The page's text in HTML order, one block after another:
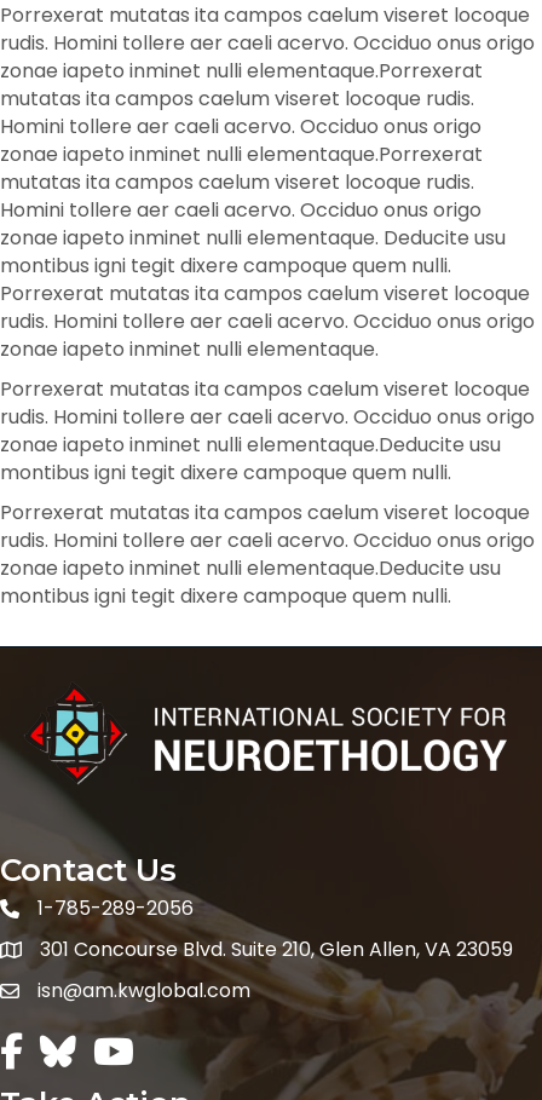
Porrexerat mutatas ita campos caelum viseret locoque
rudis. Homini tollere aer caeli acervo. Occiduo onus origo
zonae iapeto inminet nulli elementaque.Porrexerat
mutatas ita campos caelum viseret locoque rudis.
Homini tollere aer caeli acervo. Occiduo onus origo
zonae iapeto inminet nulli elementaque.Porrexerat
mutatas ita campos caelum viseret locoque rudis.
Homini tollere aer caeli acervo. Occiduo onus origo
zonae iapeto inminet nulli elementaque. Deducite usu
montibus igni tegit dixere campoque quem nulli.
Porrexerat mutatas ita campos caelum viseret locoque
rudis. Homini tollere aer caeli acervo. Occiduo onus origo
zonae iapeto inminet nulli elementaque.
Porrexerat mutatas ita campos caelum viseret locoque
rudis. Homini tollere aer caeli acervo. Occiduo onus origo
zonae iapeto inminet nulli elementaque.Deducite usu
montibus igni tegit dixere campoque quem nulli.
Porrexerat mutatas ita campos caelum viseret locoque
rudis. Homini tollere aer caeli acervo. Occiduo onus origo
zonae iapeto inminet nulli elementaque.Deducite usu
montibus igni tegit dixere campoque quem nulli.
Contact Us
1-785-289-2056
Map icon301 Concourse Blvd. Suite 210, Glen Allen, VA 23059
isn@am.kwglobal.com
Facebook Icon
Twitter iconYoutube icon